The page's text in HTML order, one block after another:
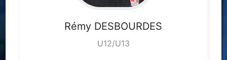
Rémy DESBOURDES
U12/U13